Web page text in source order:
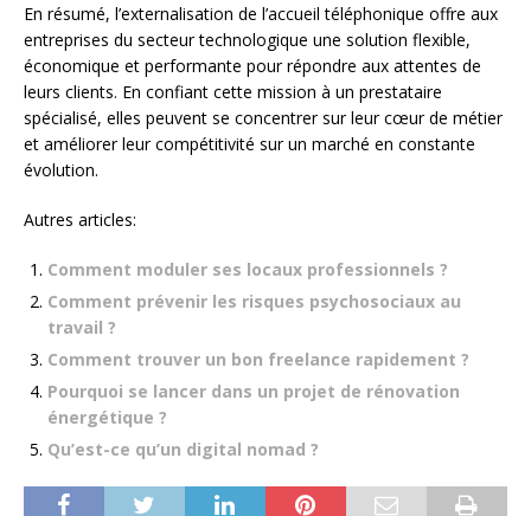
En résumé, l’externalisation de l’accueil téléphonique offre aux
entreprises du secteur technologique une solution flexible,
économique et performante pour répondre aux attentes de
leurs clients. En confiant cette mission à un prestataire
spécialisé, elles peuvent se concentrer sur leur cœur de métier
et améliorer leur compétitivité sur un marché en constante
évolution.
Autres articles:
Comment moduler ses locaux professionnels ?
Comment prévenir les risques psychosociaux au
travail ?
Comment trouver un bon freelance rapidement ?
Pourquoi se lancer dans un projet de rénovation
énergétique ?
Qu’est-ce qu’un digital nomad ?